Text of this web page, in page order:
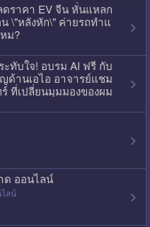
ราคา EV จีน หั่นแหลก
\"หลังหัก\" ค่ายรถทำแ
ม?
ทับใจ! อบรม AI ฟรี กับ
ด้านเอไอ อาจารย์แชม
ที่เปลี่ยนมุมมองของผม
ด ออนไลน์
ลน์